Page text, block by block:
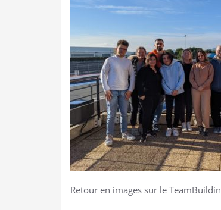
Retour en images sur le